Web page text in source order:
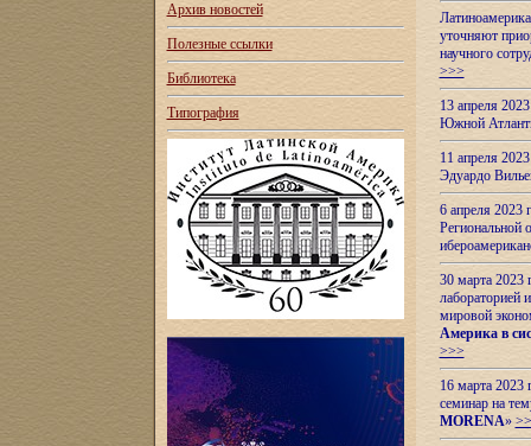
Архив новостей
Полезные ссылки
Библиотека
Типография
уточняют
научного
>>>
13 апреля
Южной
11 апреля
Эдуардо
6 апреля
Региональной
30 марта 2023
лабораторией
мировой
Америка в
>>>
16 марта 2023
семинар на
MORENA»